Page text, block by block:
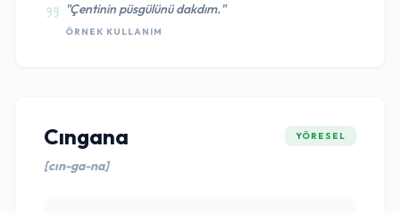
"Çentinin püsgülünü dakdım."
ÖRNEK KULLANIM
Cıngana
[cın-ga-na]
YÖRESEL